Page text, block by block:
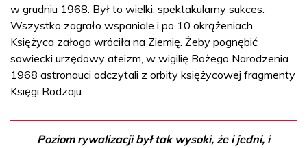
w grudniu 1968. Był to wielki, spektakularny sukces.
Wszystko zagrało wspaniale i po 10 okrążeniach
Księżyca załoga wróciła na Ziemię. Żeby pognębić
sowiecki urzędowy ateizm, w wigilię Bożego Narodzenia
1968 astronauci odczytali z orbity księżycowej fragmenty
Księgi Rodzaju.
Poziom rywalizacji był tak wysoki, że i jedni, i